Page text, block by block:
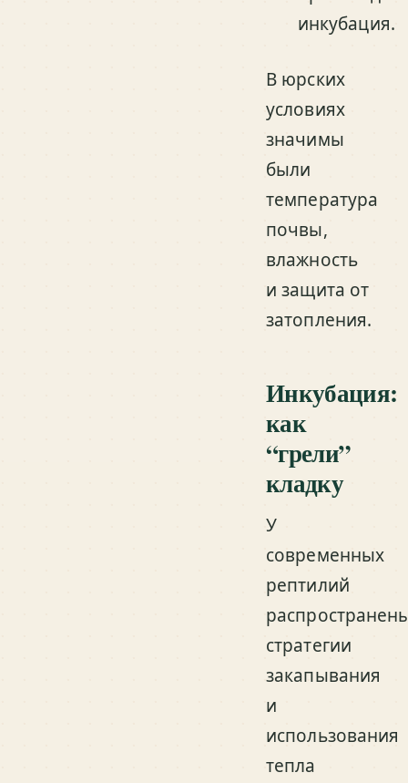
инкубация.
В юрских
условиях
значимы
были
температура
почвы,
влажность
и защита от
затопления.
Инкубация:
как
“грели”
кладку
У
современных
рептилий
стратегии
закапывания
и
использования
тепла